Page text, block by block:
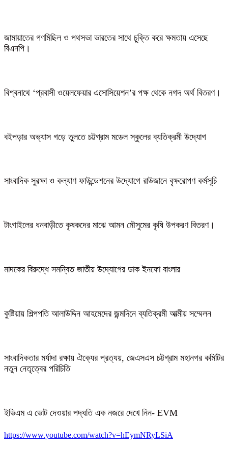
জামায়াতের গণমিছিল ও পথসভা ভারতের সাথে চুক্তি করে ক্ষমতায় এসেছে
বিএনপি।
বিশ্বনাথে ‘প্রবাসী ওয়েলফেয়ার এসোসিয়েশন’র পক্ষ থেকে নগদ অর্থ বিতরণ।
বইপড়ার অভ্যাস গড়ে তুলতে চট্টগ্রাম মডেল স্কুলের ব্যতিক্রমী উদ্যোগ
সাংবাদিক সুরক্ষা ও কল্যাণ ফাউন্ডেশনের উদ্যোগে রাউজানে বৃক্ষরোপণ কর্মসূচি
টাংগাইলের ধনবাড়ীতে কৃষকদের মাঝে আমন মৌসুমের কৃষি উপকরণ বিতরণ।
মাদকের বিরুদ্ধে সমন্বিত জাতীয় উদ্যোগের ডাক ইনফো বাংলার
কুষ্টিয়ায় শিল্পপতি আলাউদ্দিন আহমেদের জন্মদিনে ব্যতিক্রমী আত্মীয় সম্মেলন
সাংবাদিকতার মর্যাদা রক্ষায় ঐক্যের প্রত্যয়, জেএসএস চট্টগ্রাম মহানগর কমিটির
নতুন নেতৃত্বের পরিচিতি
ইভিএম এ ভোট দেওয়ার পদ্ধতি এক নজরে দেখে নিন- EVM
https://www.youtube.com/watch?v=hEymNRyLSiA